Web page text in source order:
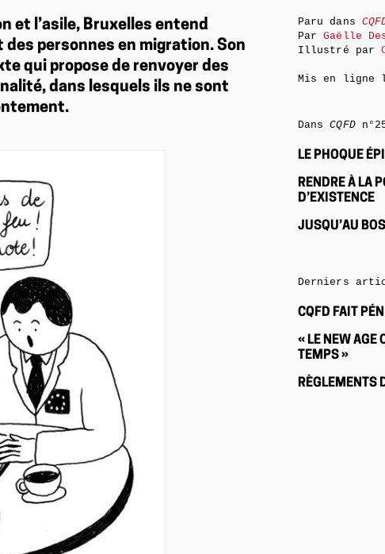
et l’asile, Bruxelles entend
personnes en migration. Son
qui propose de renvoyer des
dans lesquels ils ne sont
Paru dans
ParGaëlle
Illustré par
Mis en ligne
DansCQFD
LE PHOQUE
RENDRE À LA
D’EXISTENCE
JUSQU’AU
Derniers
CQFD FAIT
« LE NEW AGE
TEMPS »
RÈGLEMENTS